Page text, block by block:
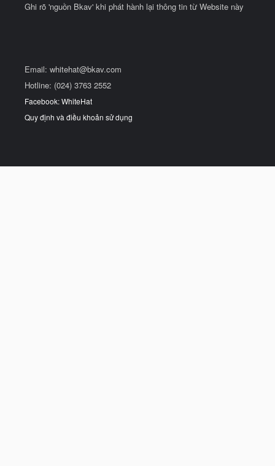
Ghi rõ 'nguồn Bkav' khi phát hành lại thông tin từ Website này
Email: whitehat@bkav.com
Hotline: (024) 3763 2552
Facebook: WhiteHat
Quy định và điều khoản sử dụng